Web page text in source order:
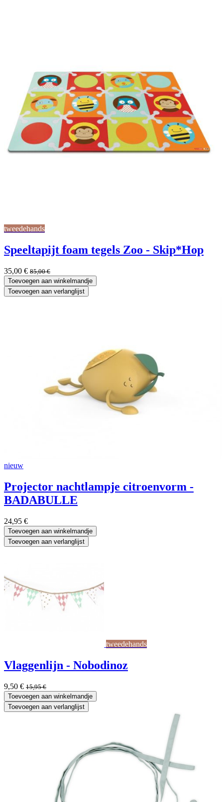
tweedehands
Speeltapijt foam tegels Zoo - Skip*Hop
35,00 € 85,00€
Toevoegen aan winkelmandje
Toevoegen aan verlanglijst
nieuw
Projector nachtlampje citroenvorm -
BADABULLE
24,95 €
Toevoegen aan winkelmandje
Toevoegen aan verlanglijst
tweedehands
Vlaggenlijn - Nobodinoz
9,50 € 15,95€
Toevoegen aan winkelmandje
Toevoegen aan verlanglijst